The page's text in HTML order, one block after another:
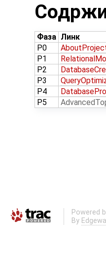
Фаза Линк
P0
P1
P2
P3
P4
P5
Powered
By